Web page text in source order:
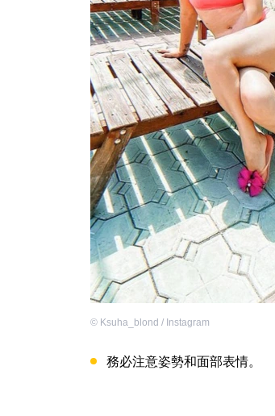
© Ksuha_blond / Instagram
務必注意姿勢和面部表情。